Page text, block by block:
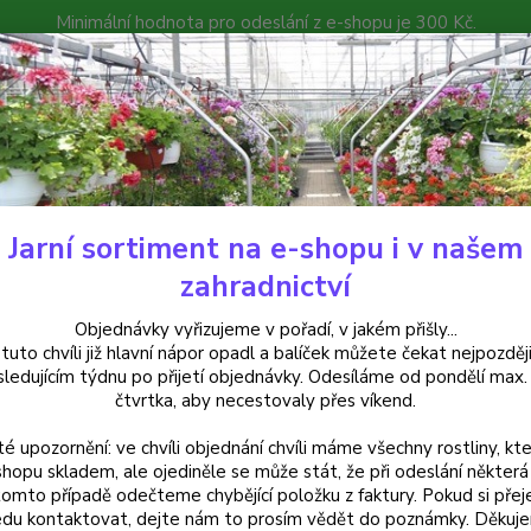
Minimální hodnota pro odeslání z e-shopu je 300 Kč.
můžete čekat nejpozději v následujícím týdnu po přijetí
Poradna Kontakty
Hledat
Bylinky a léčivky Máta levandulová - cena za kus v 3-kusovém balení
levandulová - cena za kus v
Máta
s
a
Jarní sortiment na e-shopu i v našem
zahradnictví
Objednávky vyřizujeme v pořadí, v jakém přišly...
chvíli již hlavní nápor opadl a balíček můžete čekat
týdnu po přijetí objednávky. Odesíláme od pondělí
čtvrtka, aby necestovaly přes víkend.
upozornění: ve chvíli objednání chvíli máme všechny rostliny,
skladem, ale ojediněle se může stát, že při odeslání některá
případě odečteme chybějící položku z faktury. Pokud si
kontaktovat, dejte nám to prosím vědět do poznámky.